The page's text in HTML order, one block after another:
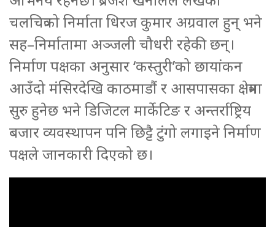
चलचित्रको निर्माता धिरज कुमार अग्रवाल हुन् भने
सह–निर्मातामा अञ्जली चौधरी रहेकी छन्।
निर्माण पक्षका अनुसार ‘कस्तुरी’को छायांकन
आउँदो मंसिरदेखि काठमाडौं र आसपासका क्षेत्रमा
सुरु हुनेछ भने डिजिटल मार्केटिङ र अन्तर्राष्ट्रिय
बजार व्यवस्थापन पनि छिट्टै टुंगो लगाइने निर्माण
पक्षले जानकारी दिएको छ।